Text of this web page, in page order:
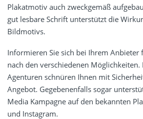
Plakatmotiv auch zweckgemäß
gut lesbare Schrift unterstützt die
Bildmotivs.
Informieren Sie sich bei Ihrem Anbieter
nach den verschiedenen Möglichkeiten.
Agenturen schnüren Ihnen mit
Angebot. Gegebenenfalls sogar
Media Kampagne auf den bekannten
und Instagram.